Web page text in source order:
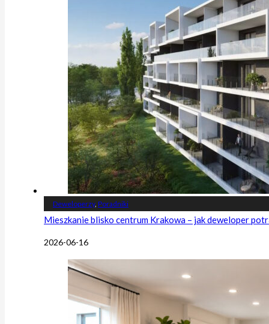
Deweloperzy, Poradniki
Mieszkanie blisko centrum Krakowa – jak deweloper
2026-06-16